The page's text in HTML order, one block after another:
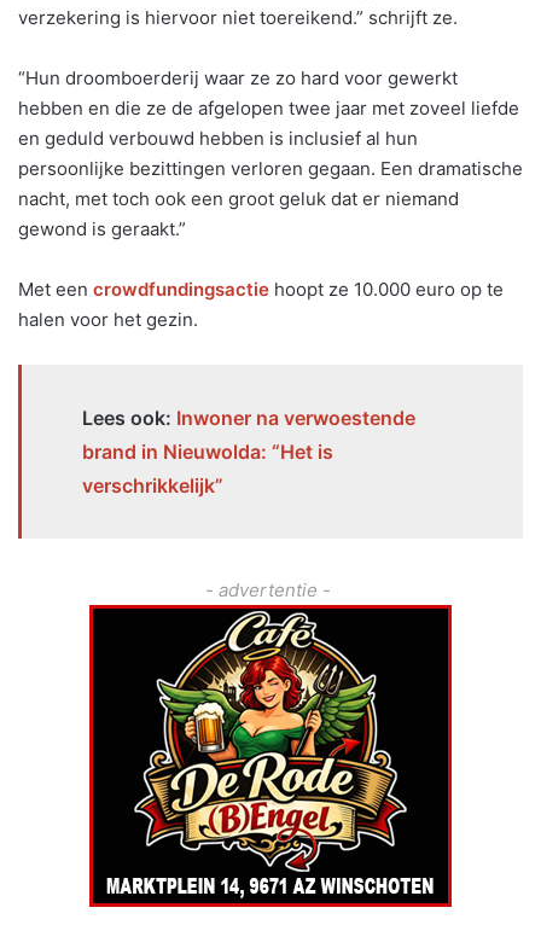
verzekering is hiervoor niet toereikend.” schrijft ze.
“Hun droomboerderij waar ze zo hard voor gewerkt
hebben en die ze de afgelopen twee jaar met zoveel liefde
en geduld verbouwd hebben is inclusief al hun
persoonlijke bezittingen verloren gegaan. Een dramatische
nacht, met toch ook een groot geluk dat er niemand
gewond is geraakt.”
Met een crowdfundingsactie hoopt ze 10.000 euro op te
halen voor het gezin.
Lees ook: Inwoner na verwoestende
brand in Nieuwolda: “Het is
verschrikkelijk”
- advertentie -